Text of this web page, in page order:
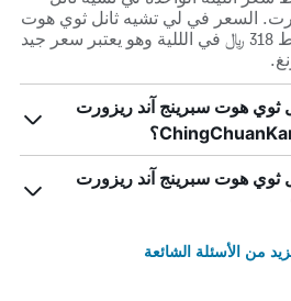
السعر في لي تشيه ثانل ثوي هوت
سبرينج آند ريزورت هو فقط 318 ﷼ في الللية وهو يعتبر سعر جيد
ثوي هوت سبرينج آند ريزورت
ثوي هوت سبرينج آند ريزورت
من الأسئلة الشائعة